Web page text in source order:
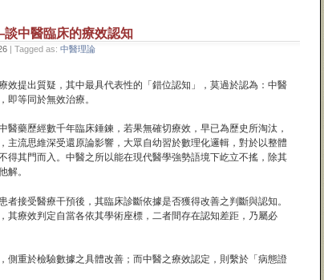
中醫臨床的療效認知
| Tagged as: 中醫理論
效提出質疑，其中最具代表性的「錯位認知」，莫過於認為：中醫
即等同於無效治療。
醫藥歷經數千年臨床錘鍊，若果無確切療效，早已為歷史所淘汰，
主流思維深受還原論影響，大眾自幼習於數理化邏輯，對於以整體
得其門而入。中醫之所以能在現代醫學強勢語境下屹立不搖，除其
解。
者接受醫療干預後，其臨床診斷依據是否獲得改善之判斷與認知。
其療效判定自當各依其學術座標，二者間存在認知差距，乃屬必
側重於檢驗數據之具體改善；而中醫之療效認定，則繫於「病態證